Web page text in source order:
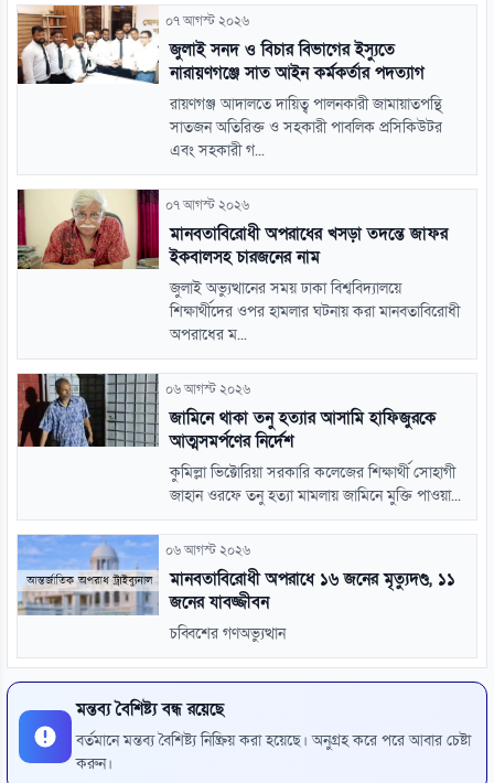
০৭ আগস্ট ২০২৬
জুলাই সনদ ও বিচার বিভাগের ইস্যুতে
নারায়ণগঞ্জে সাত আইন কর্মকর্তার পদত্যাগ
রায়ণগঞ্জ আদালতে দায়িত্ব পালনকারী জামায়াতপন্থি
সাতজন অতিরিক্ত ও সহকারী পাবলিক প্রসিকিউটর
এবং সহকারী গ...
০৭ আগস্ট ২০২৬
মানবতাবিরোধী অপরাধের খসড়া তদন্তে জাফর
ইকবালসহ চারজনের নাম
জুলাই অভ্যুত্থানের সময় ঢাকা বিশ্ববিদ্যালয়ে
শিক্ষার্থীদের ওপর হামলার ঘটনায় করা মানবতাবিরোধী
অপরাধের ম...
০৬ আগস্ট ২০২৬
জামিনে থাকা তনু হত্যার আসামি হাফিজুরকে
আত্মসমর্পণের নির্দেশ
কুমিল্লা ভিক্টোরিয়া সরকারি কলেজের শিক্ষার্থী সোহাগী
জাহান ওরফে তনু হত্যা মামলায় জামিনে মুক্তি পাওয়া...
০৬ আগস্ট ২০২৬
মানবতাবিরোধী অপরাধে ১৬ জনের মৃত্যুদণ্ড, ১১
জনের যাবজ্জীবন
চব্বিশের গণঅভ্যুত্থান
মন্তব্য বৈশিষ্ট্য বন্ধ রয়েছে
বর্তমানে মন্তব্য বৈশিষ্ট্য নিষ্ক্রিয় করা হয়েছে। অনুগ্রহ করে পরে আবার চেষ্টা
করুন।